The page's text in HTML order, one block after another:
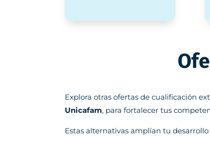
Explora otras ofertas de cualificación
Unicafam, para fortalecer tus
Estas alternativas amplían tu